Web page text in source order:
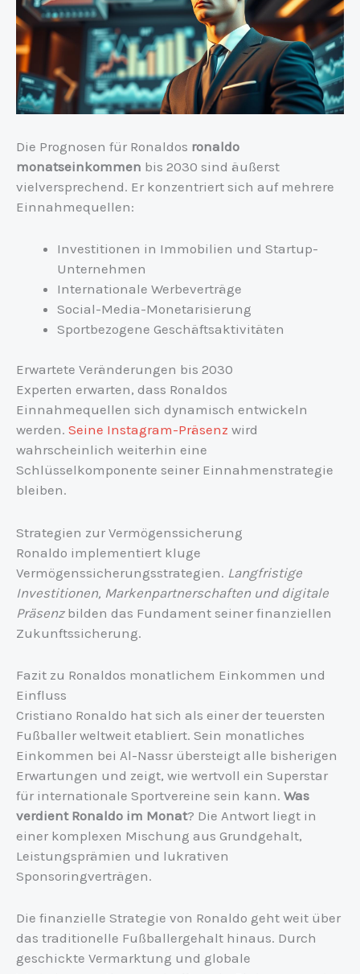
Die Prognosen für Ronaldos ronaldo
monatseinkommen bis 2030 sind äußerst
vielversprechend. Er konzentriert sich auf mehrere
Einnahmequellen:
Investitionen in Immobilien und Startup-
Unternehmen
Internationale Werbeverträge
Social-Media-Monetarisierung
Sportbezogene Geschäftsaktivitäten
Erwartete Veränderungen bis 2030
Experten erwarten, dass Ronaldos
Einnahmequellen sich dynamisch entwickeln
werden. Seine Instagram-Präsenz wird
wahrscheinlich weiterhin eine
Schlüsselkomponente seiner Einnahmenstrategie
bleiben.
Strategien zur Vermögenssicherung
Ronaldo implementiert kluge
Vermögenssicherungsstrategien. Langfristige
Investitionen, Markenpartnerschaften und digitale
Präsenzbilden das Fundament seiner finanziellen
Zukunftssicherung.
Fazit zu Ronaldos monatlichem Einkommen und
Einfluss
Cristiano Ronaldo hat sich als einer der teuersten
Fußballer weltweit etabliert. Sein monatliches
Einkommen bei Al-Nassr übersteigt alle bisherigen
Erwartungen und zeigt, wie wertvoll ein Superstar
für internationale Sportvereine sein kann. Was
verdient Ronaldo im Monat? Die Antwort liegt in
einer komplexen Mischung aus Grundgehalt,
Leistungsprämien und lukrativen
Sponsoringverträgen.
Die finanzielle Strategie von Ronaldo geht weit über
das traditionelle Fußballergehalt hinaus. Durch
geschickte Vermarktung und globale